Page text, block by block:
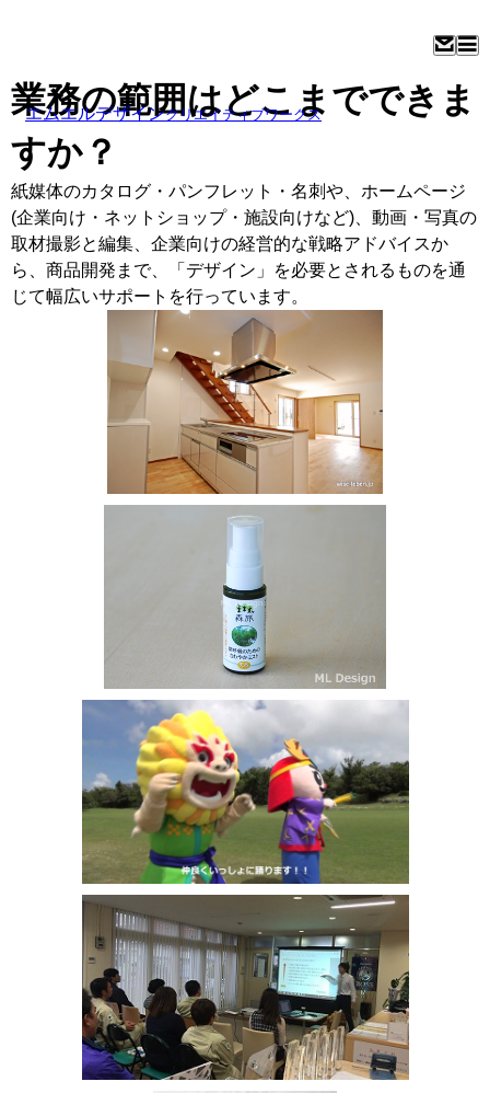
エムエルデザインクリエイティブワークス
業務の範囲はどこまでできま
すか？
紙媒体のカタログ・パンフレット・名刺や、ホームページ
(企業向け・ネットショップ・施設向けなど)、動画・写真の
取材撮影と編集、企業向けの経営的な戦略アドバイスか
ら、商品開発まで、「デザイン」を必要とされるものを通
じて幅広いサポートを行っています。